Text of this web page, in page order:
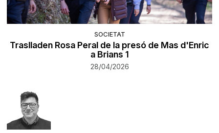
SOCIETAT
Traslladen Rosa Peral de la presó de Mas d'Enric
a Brians 1
28/04/2026